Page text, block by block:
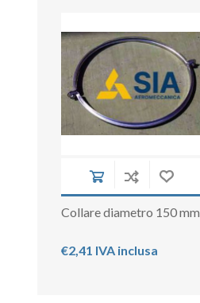
Collare diametro 150 mm
€2,41 IVA inclusa